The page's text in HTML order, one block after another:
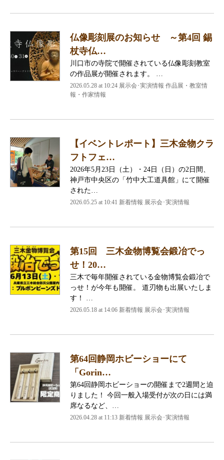
仏像彫刻展のお知らせ ～第4回 錫
杖寺仏…
川口市の寺院で開催されている仏像彫刻教室
の作品展が開催されます。 …
2026.05.28 at 10:24 展示会･実演情報 作品展・教室情
報・作家情報
【イベントレポート】三木金物クラ
フトフェ…
2026年5月23日（土）・24日（日）の2日間、
神戸市中央区の「竹中大工道具館」にて開催
された…
2026.05.25 at 10:41 新着情報 展示会･実演情報
第15回 三木金物博覧会鍛冶でっ
せ！20…
三木で毎年開催されている金物博覧会鍛冶で
っせ！が今年も開催。 道刃物も出展いたしま
す！ …
2026.05.18 at 14:06 新着情報 展示会･実演情報
第64回静岡ホビーショーにて
「Gorin…
第64回静岡ホビーショーの開催まで2週間と迫
りました！ 今回一般入場受付が次の日には満
席なるなど、…
2026.04.28 at 11:13 新着情報 展示会･実演情報